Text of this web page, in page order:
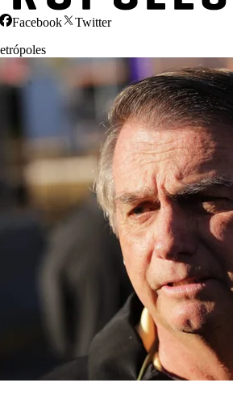
Facebook
Twitter